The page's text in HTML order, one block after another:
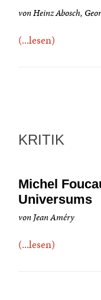
von Heinz Abosch,
(...lesen)
KRITIK
Michel
Universums
von Jean Améry
(...lesen)